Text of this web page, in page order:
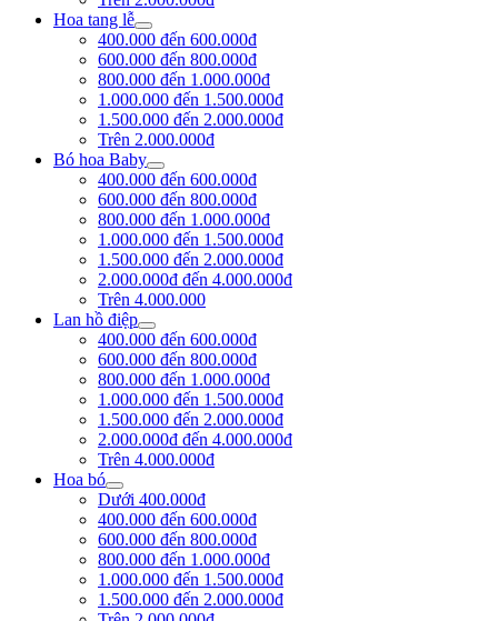
Hoa tang lễ
400.000 đến 600.000đ
600.000 đến 800.000đ
800.000 đến 1.000.000đ
1.000.000 đến 1.500.000đ
1.500.000 đến 2.000.000đ
Trên 2.000.000đ
Bó hoa Baby
400.000 đến 600.000đ
600.000 đến 800.000đ
800.000 đến 1.000.000đ
1.000.000 đến 1.500.000đ
1.500.000 đến 2.000.000đ
2.000.000đ đến 4.000.000đ
Trên 4.000.000
Lan hồ điệp
400.000 đến 600.000đ
600.000 đến 800.000đ
800.000 đến 1.000.000đ
1.000.000 đến 1.500.000đ
1.500.000 đến 2.000.000đ
2.000.000đ đến 4.000.000đ
Trên 4.000.000đ
Hoa bó
Dưới 400.000đ
400.000 đến 600.000đ
600.000 đến 800.000đ
800.000 đến 1.000.000đ
1.000.000 đến 1.500.000đ
1.500.000 đến 2.000.000đ